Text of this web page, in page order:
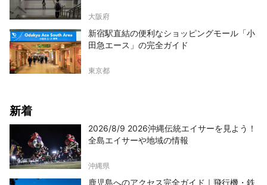
大阪府
新宿駅直結の便利なショッピングモール「小
田急エース」の完全ガイド
東京都
新着
2026/8/9 2026沖縄伝統エイサーを見よう！
全島エイサーや地域の情報
沖縄県
鹿児島へのアクセス完全ガイド｜飛行機・鉄